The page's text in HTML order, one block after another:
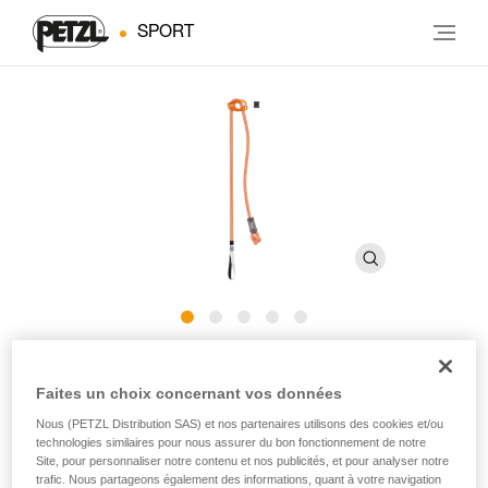
SPORT
Longe simple réglable pour l'escalade et l'alpinisme
Destinée aux grimpeurs et aux alpinistes, CONNECT
Faites un choix concernant vos données
Nous (PETZL Distribution SAS) et nos partenaires utilisons des cookies et/ou
technologies similaires pour nous assurer du bon fonctionnement de notre
Site, pour personnaliser notre contenu et nos publicités, et pour analyser notre
trafic. Nous partageons également des informations, quant à votre navigation